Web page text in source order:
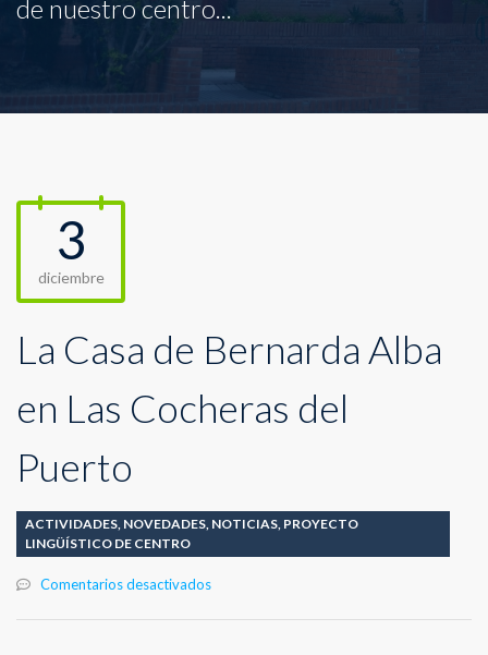
de nuestro centro...
3
diciembre
La Casa de Bernarda Alba
en Las Cocheras del
Puerto
ACTIVIDADES, NOVEDADES, NOTICIAS, PROYECTO
LINGÜÍSTICO DE CENTRO
Comentarios desactivadosen
La